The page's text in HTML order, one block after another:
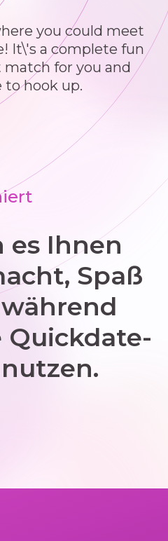
you could meet
It\'s a complete fun
for you and
hook up.
es Ihnen
Spaß
Quickdate-